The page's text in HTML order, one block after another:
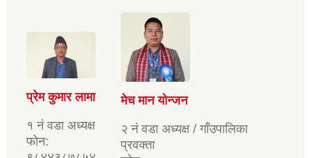
प्रेम कुमार लामा
१ नं वडा अध्यक्ष
फोन:
मेच मान योन्जन
२ नं वडा अध्यक्ष / गाँउपालिका
प्रवक्ता